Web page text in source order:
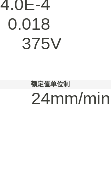
4.0E-4
0.018
375V
额定值单位制
24mm/min